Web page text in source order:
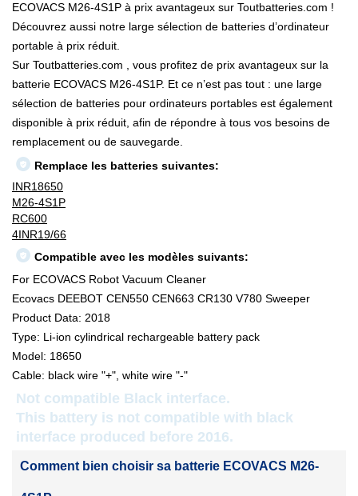
ECOVACS M26-4S1P à prix avantageux sur Toutbatteries.com !
Découvrez aussi notre large sélection de batteries d’ordinateur
portable à prix réduit.
Sur Toutbatteries.com , vous profitez de prix avantageux sur la
batterie ECOVACS M26-4S1P. Et ce n’est pas tout : une large
sélection de batteries pour ordinateurs portables est également
disponible à prix réduit, afin de répondre à tous vos besoins de
remplacement ou de sauvegarde.
Remplace les batteries suivantes:
INR18650
M26-4S1P
RC600
4INR19/66
Compatible avec les modèles suivants:
For ECOVACS Robot Vacuum Cleaner
Ecovacs DEEBOT CEN550 CEN663 CR130 V780 Sweeper
Product Data: 2018
Type: Li-ion cylindrical rechargeable battery pack
Model: 18650
Cable: black wire "+", white wire "-"
Not compatible Black interface.
This battery is not compatible with black
interface produced before 2016.
Comment bien choisir sa batterie ECOVACS M26-